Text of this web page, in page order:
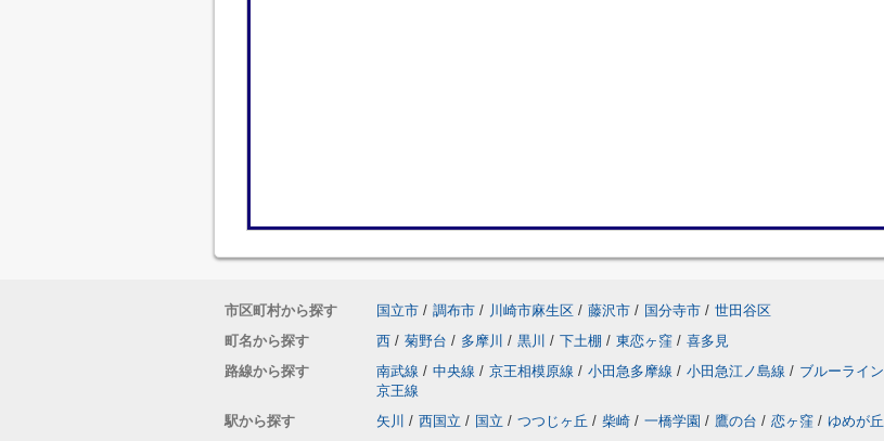
市区町村から探す 国立市 / 調布市 / 川崎市麻生区 / 藤沢市 / 国分寺市 / 世田谷区
町名から探す
西 / 菊野台 / 多摩川 / 黒川 / 下土棚 / 東恋ヶ窪 / 喜多見
路線から探す
南武線 / 中央線 / 京王相模原線 / 小田急多摩線 / 小田急江ノ島線 / ブルーライン
京王線
駅から探す
矢川 / 西国立 / 国立 / つつじヶ丘 / 柴崎 / 一橋学園 / 鷹の台 / 恋ヶ窪 / ゆめが丘